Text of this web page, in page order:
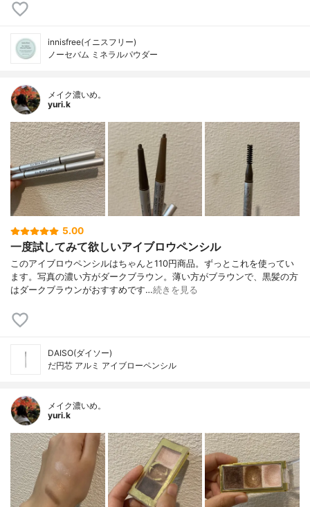
innisfree(イニスフリー)
ノーセバム ミネラルパウダー
メイク濃いめ。
yuri.k
5.00
一度試してみて欲しいアイブロウペンシル
このアイブロウペンシルはちゃんと110円商品。ずっとこれを使ってい
ます。写真の濃い方がダークブラウン。薄い方がブラウンで、黒髪の方
はダークブラウンがおすすめです…続きを見る
DAISO(ダイソー)
だ円芯 アルミ アイブローペンシル
メイク濃いめ。
yuri.k